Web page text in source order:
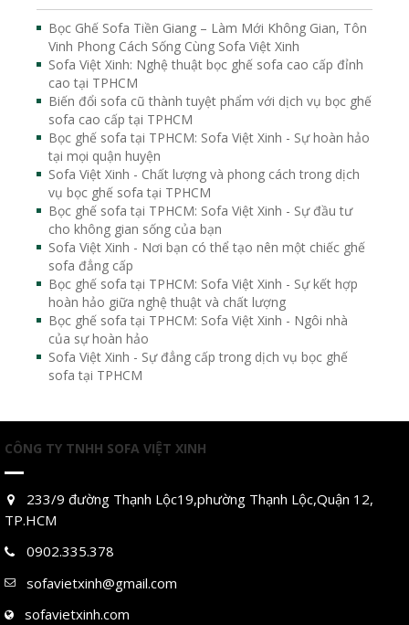
Bọc Ghế Sofa Tiền Giang – Làm Mới Không Gian, Tôn
Vinh Phong Cách Sống Cùng Sofa Việt Xinh
Sofa Việt Xinh: Nghệ thuật bọc ghế sofa cao cấp đỉnh
cao tại TPHCM
Biến đổi sofa cũ thành tuyệt phẩm với dịch vụ bọc ghế
sofa cao cấp tại TPHCM
Bọc ghế sofa tại TPHCM: Sofa Việt Xinh - Sự hoàn hảo
tại mọi quận huyện
Sofa Việt Xinh - Chất lượng và phong cách trong dịch
vụ bọc ghế sofa tại TPHCM
Bọc ghế sofa tại TPHCM: Sofa Việt Xinh - Sự đầu tư
cho không gian sống của bạn
Sofa Việt Xinh - Nơi bạn có thể tạo nên một chiếc ghế
sofa đẳng cấp
Bọc ghế sofa tại TPHCM: Sofa Việt Xinh - Sự kết hợp
hoàn hảo giữa nghệ thuật và chất lượng
Bọc ghế sofa tại TPHCM: Sofa Việt Xinh - Ngôi nhà
của sự hoàn hảo
Sofa Việt Xinh - Sự đẳng cấp trong dịch vụ bọc ghế
sofa tại TPHCM
CÔNG TY TNHH SOFA VIỆT XINH
233/9 đường Thạnh Lộc19,phường Thạnh Lộc,Quận 12,
TP.HCM
0902.335.378
sofavietxinh@gmail.com
sofavietxinh.com